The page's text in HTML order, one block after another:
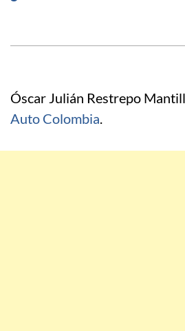
Óscar Julián Restrepo
Auto Colombia.